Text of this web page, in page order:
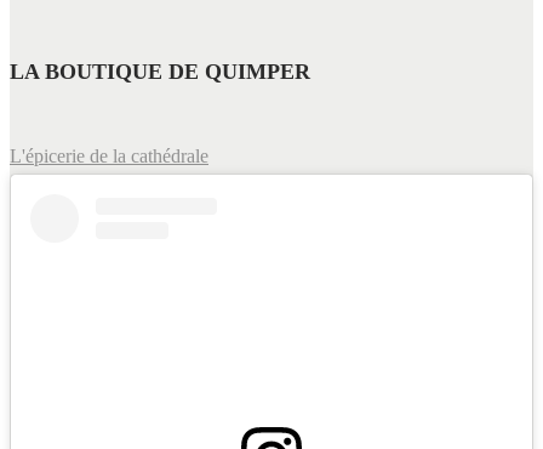
LA BOUTIQUE DE QUIMPER
L'épicerie de la cathédrale